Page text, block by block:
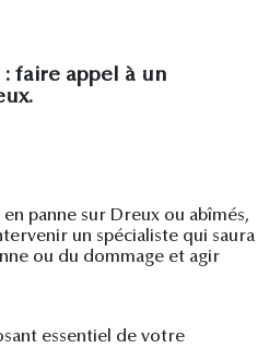
faire appel à un
panne sur Dreux ou abîmés,
un spécialiste qui saura
ou du dommage et agir
essentiel de votre